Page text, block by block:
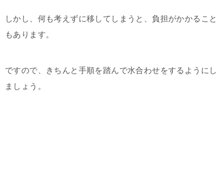
しかし、何も考えずに移してしまうと、負担がかかること
もあります。
ですので、きちんと手順を踏んで水合わせをするようにし
ましょう。